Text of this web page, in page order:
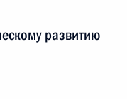
развитию